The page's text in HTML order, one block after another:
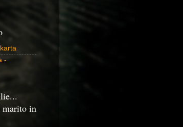
-
marito in